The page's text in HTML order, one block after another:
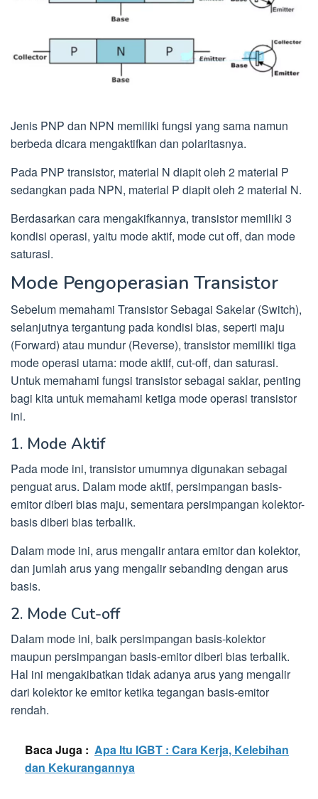
Jenis PNP dan NPN memiliki fungsi yang sama namun
berbeda dicara mengaktifkan dan polaritasnya.
Pada PNP transistor, material N diapit oleh 2 material P
sedangkan pada NPN, material P diapit oleh 2 material N.
Berdasarkan cara mengakifkannya, transistor memiliki 3
kondisi operasi, yaitu mode aktif, mode cut off, dan mode
saturasi.
Mode Pengoperasian Transistor
Sebelum memahami Transistor Sebagai Sakelar (Switch),
selanjutnya tergantung pada kondisi bias, seperti maju
(Forward) atau mundur (Reverse), transistor memiliki tiga
mode operasi utama: mode aktif, cut-off, dan saturasi.
Untuk memahami fungsi transistor sebagai saklar, penting
bagi kita untuk memahami ketiga mode operasi transistor
ini.
1. Mode Aktif
Pada mode ini, transistor umumnya digunakan sebagai
penguat arus. Dalam mode aktif, persimpangan basis-
emitor diberi bias maju, sementara persimpangan kolektor-
basis diberi bias terbalik.
Dalam mode ini, arus mengalir antara emitor dan kolektor,
dan jumlah arus yang mengalir sebanding dengan arus
basis.
2. Mode Cut-off
Dalam mode ini, baik persimpangan basis-kolektor
maupun persimpangan basis-emitor diberi bias terbalik.
Hal ini mengakibatkan tidak adanya arus yang mengalir
dari kolektor ke emitor ketika tegangan basis-emitor
rendah.
Baca Juga : Apa Itu IGBT : Cara Kerja, Kelebihan
dan Kekurangannya